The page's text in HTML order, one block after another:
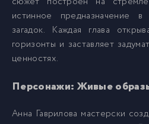
14 014.mp3
истинное предназначение
загадок. Каждая глава
горизонты и заставляет
ценностях.
Персонажи: Живые
Анна Гаврилова мастерски